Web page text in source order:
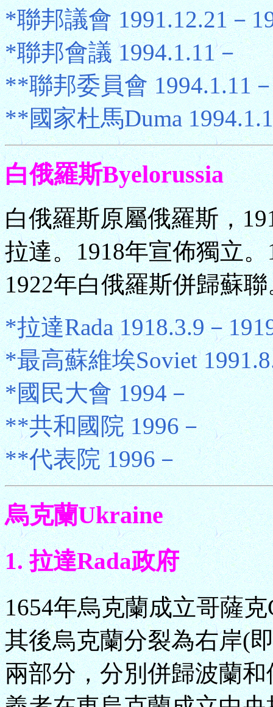
*聯邦議會 1991.12.21－
*聯邦會議 1994.1.11－
**聯邦委員會 1994.1.11
**國家杜馬Duma
白俄羅斯Byelorussia
白俄羅斯原屬俄羅斯，
拉達。1918年宣佈獨立
1922年白俄羅斯併歸蘇
*拉達Rada 1918.3.9－
*最高蘇維埃Soviet
*國民大會 1994－
**共和國院 1996－
**代表院 1996－
烏克蘭Ukraine
1. 拉達Rada政府
1654年烏克蘭成立哥薩
其後烏克蘭分裂為右岸(
兩部分，分別併歸波蘭